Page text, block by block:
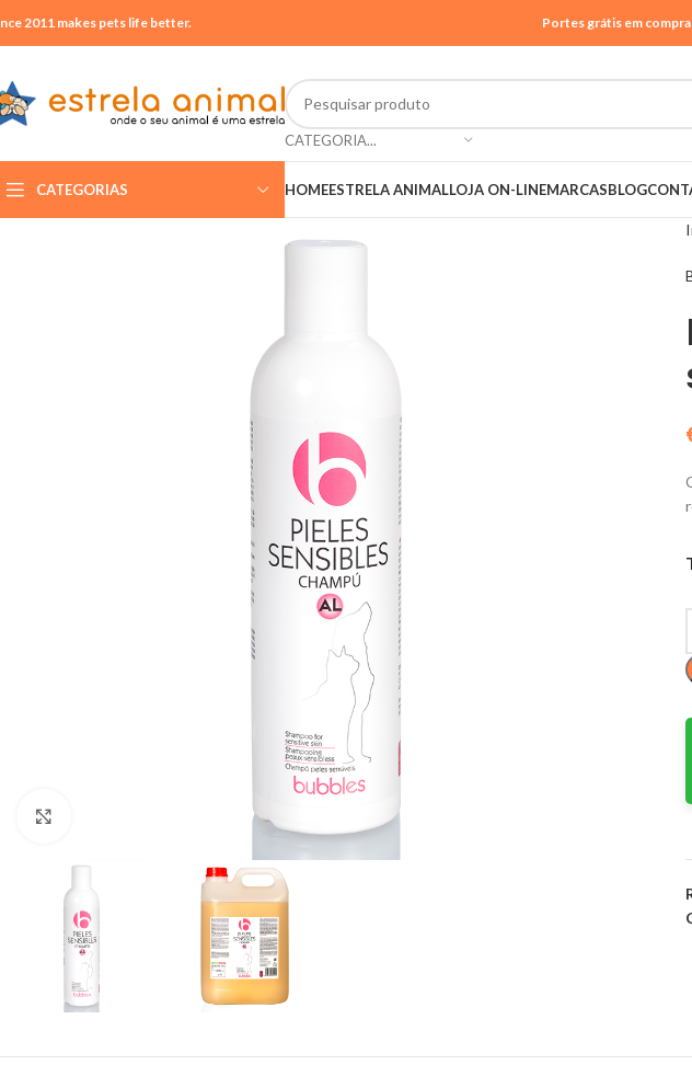
2011 makes pets life better. Portes grátis em
CATEGORIA...
CATEGORIAS HOMEESTRELA ANIMALLOJA ON-LINEMARCASBLOG